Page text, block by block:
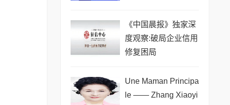
《中国晨报》独家深
度观察:破局企业信用
修复困局
Une Maman Principa
le —— Zhang Xiaoyi